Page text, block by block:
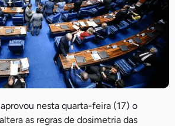
nesta quarta-feira (17) o
as regras de dosimetria das